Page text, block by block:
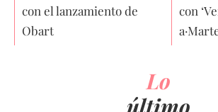
con el lanzamiento de
Obart
con
Lo